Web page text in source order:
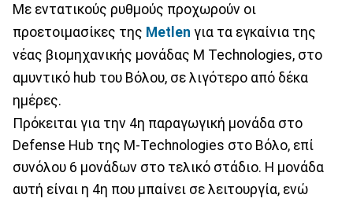
Με εντατικούς ρυθμούς προχωρούν οι
προετοιμασίκες της Metlen για τα εγκαίνια της
νέας βιομηχανικής μονάδας M Technologies, στο
αμυντικό hub του Βόλου, σε λιγότερο από δέκα
ημέρες.
Πρόκειται για την 4η παραγωγική μονάδα στο
Defense Hub της M-Technologies στο Βόλο, επί
συνόλου 6 μονάδων στο τελικό στάδιο. Η μονάδα
αυτή είναι η 4η που μπαίνει σε λειτουργία, ενώ